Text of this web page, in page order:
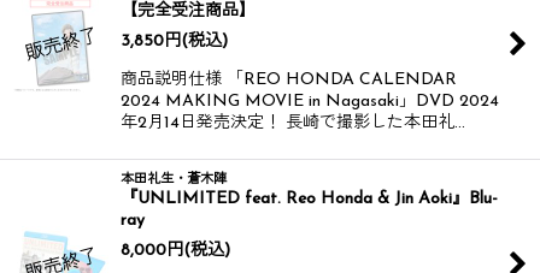
【完全受注商品】
3,850 円(税込)
商品説明仕様 「REO HONDA CALENDAR
2024 MAKING MOVIE in Nagasaki」DVD 2024
年2月14日発売決定！ 長崎で撮影した本田礼…
本田礼生・蒼木陣
『UNLIMITED feat. Reo Honda & Jin Aoki』Blu-
ray
8,000 円(税込)